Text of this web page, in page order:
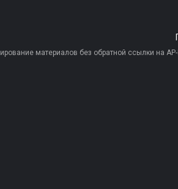
материалов без обратной ссылки на